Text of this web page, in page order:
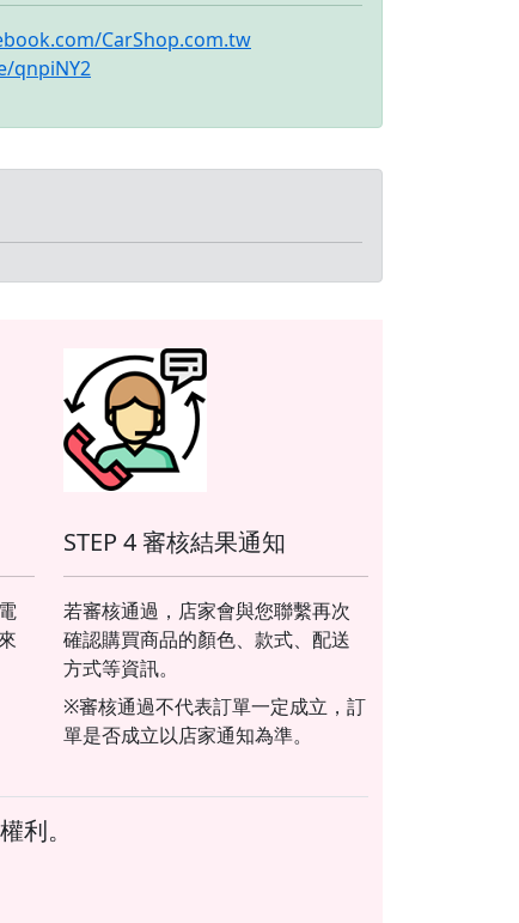
CarShop.com.tw
qnpiNY2
STEP 4 審核結果通知
若審核通過，店家會與您聯繫再次
確認購買商品的顏色、款式、配送
方式等資訊。
※審核通過不代表訂單一定成立，訂
單是否成立以店家通知為準。
利。